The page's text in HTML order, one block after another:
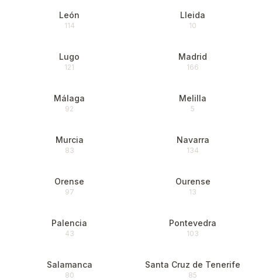
León
114
Lleida
10
Lugo
121
Madrid
166
Málaga
92
Melilla
5
Murcia
83
Navarra
134
Orense
97
Ourense
13
Palencia
43
Pontevedra
103
Salamanca
80
Santa Cruz de Tenerife
85